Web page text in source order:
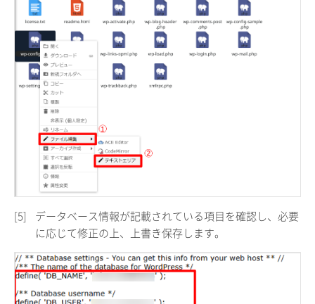
[5]
データベース情報が記載されている項目を確認し、必要
に応じて修正の上、上書き保存します。